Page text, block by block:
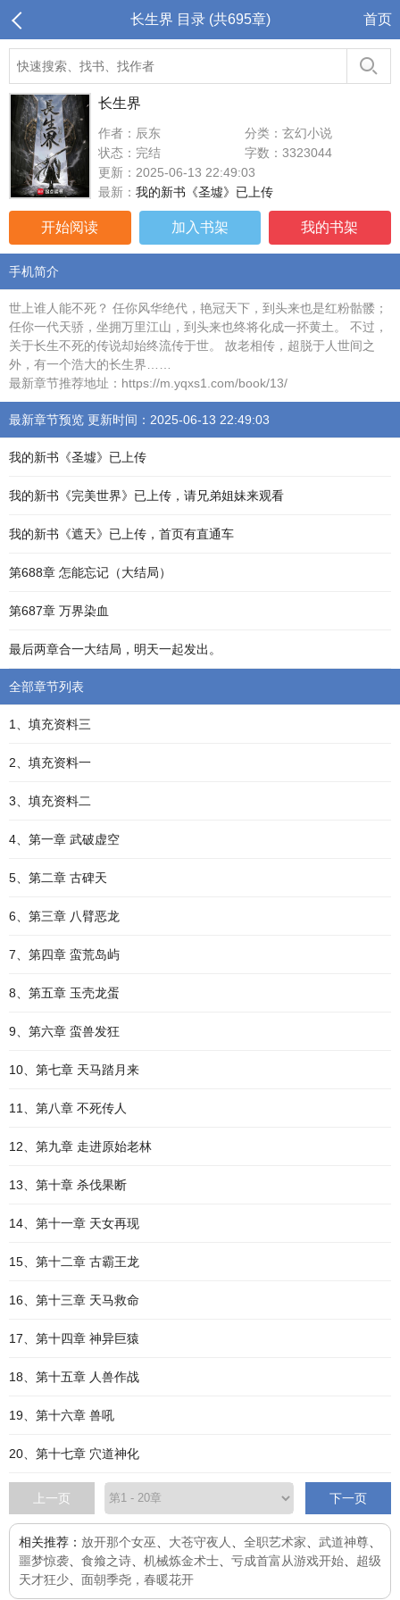
长生界 目录 (共695章) 首页
长生界
作者：辰东
分类：玄幻小说
状态：完结
字数：3323044
更新：2025-06-13 22:49:03
最新： 我的新书《圣墟》已上传
开始阅读 加入书架 我的书架
手机简介
世上谁人能不死？ 任你风华绝代，艳冠天下，到头来也是红粉骷髅；
任你一代天骄，坐拥万里江山，到头来也终将化成一抔黄土。 不过，
关于长生不死的传说却始终流传于世。 故老相传，超脱于人世间之
外，有一个浩大的长生界……
最新章节推荐地址：https://m.yqxs1.com/book/13/
最新章节预览 更新时间：2025-06-13 22:49:03
我的新书《圣墟》已上传
我的新书《完美世界》已上传，请兄弟姐妹来观看
我的新书《遮天》已上传，首页有直通车
第688章 怎能忘记（大结局）
第687章 万界染血
最后两章合一大结局，明天一起发出。
全部章节列表
1、填充资料三
2、填充资料一
3、填充资料二
4、第一章 武破虚空
5、第二章 古碑天
6、第三章 八臂恶龙
7、第四章 蛮荒岛屿
8、第五章 玉壳龙蛋
9、第六章 蛮兽发狂
10、第七章 天马踏月来
11、第八章 不死传人
12、第九章 走进原始老林
13、第十章 杀伐果断
14、第十一章 天女再现
15、第十二章 古霸王龙
16、第十三章 天马救命
17、第十四章 神异巨猿
18、第十五章 人兽作战
19、第十六章 兽吼
20、第十七章 穴道神化
上一页 下一页
相关推荐： 放开那个女巫 大苍守夜人 全职艺术家 武道神尊
噩梦惊袭
食飨之诗 机械炼金术士 亏成首富从游戏开始
超级
天才狂少
面朝季尧，春暖花开